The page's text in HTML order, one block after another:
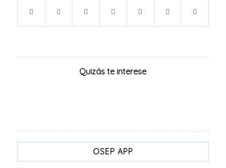
Quizás te interese
OSEP APP